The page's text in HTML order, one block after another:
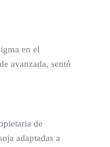
en el
avanzada, sentó
de
adaptadas a